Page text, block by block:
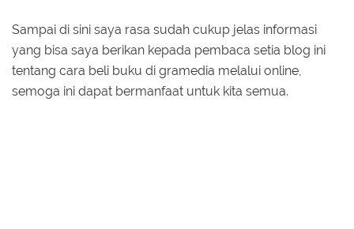
Sampai di sini saya rasa sudah cukup jelas informasi
yang bisa saya berikan kepada pembaca setia blog ini
tentang cara beli buku di gramedia melalui online,
semoga ini dapat bermanfaat untuk kita semua.